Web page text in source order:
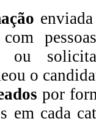
ou
o
por
em cada